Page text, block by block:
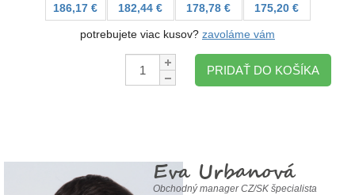
186,17 €
182,44 €
178,78 €
175,20 €
potrebujete viac kusov? zavoláme vám
Množstvo:
PRIDAŤ DO KOŠÍKA
Eva Urbanová
Obchodný manager CZ/SK špecialista